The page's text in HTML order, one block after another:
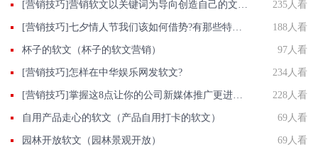
235人看
188人看
杯子的软文（杯子的软文营销） 97人看
[营销技巧]怎样在中华娱乐网发软文? 234人看
228人看
自用产品走心的软文（产品自用打卡的软文） 69人看
园林开放软文（园林景观开放） 69人看